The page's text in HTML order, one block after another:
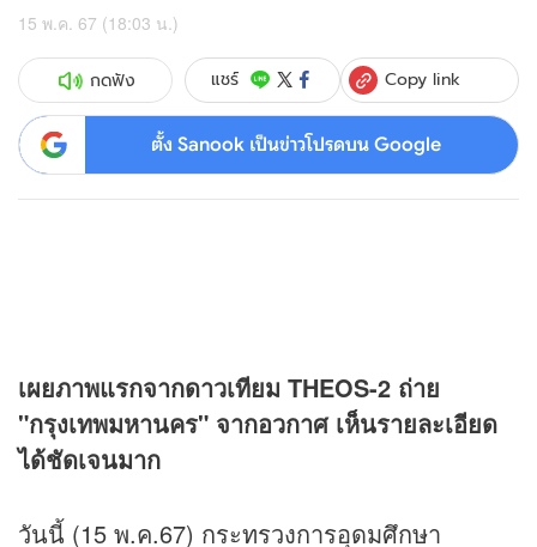
15 พ.ค. 67 (18:03 น.)
กดฟัง แชร์ Copy link
ตั้ง Sanook เป็นข่าวโปรดบน Google
เผยภาพแรกจากดาวเทียม THEOS-2 ถ่าย
"กรุงเทพมหานคร" จากอวกาศ เห็นรายละเอียด
ได้ชัดเจนมาก
วันนี้ (15 พ.ค.67) กระทรวงการอุดมศึกษา